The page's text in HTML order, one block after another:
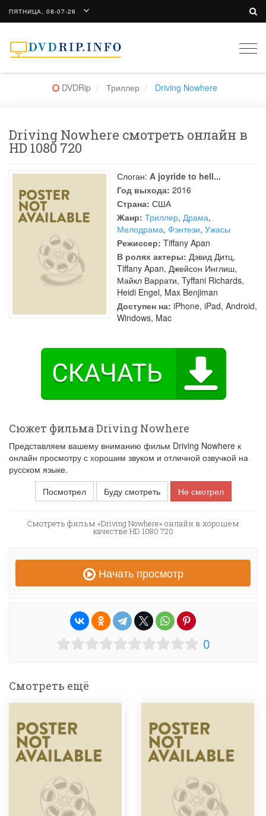
ПЯТНИЦА, 08-07-26
DVDRip Триллер Driving Nowhere
Driving Nowhere смотреть онлайн в
HD 1080 720
Слоган: A joyride to hell...
Год выхода: 2016
Страна: США
Жанр: Триллер, Драма,
Мелодрама, Фэнтези, Ужасы
Режиссер: Tiffany Apan
В ролях актеры: Дэвид Дитц,
Tiffany Apan, Джейсон Инглиш,
Майкл Варрати, Tyffani Richards,
Heidi Engel, Max Benjiman
Доступен на: iPhone, iPad, Android,
Windows, Mac
Сюжет фильма Driving Nowhere
Представляем вашему вниманию фильм Driving Nowhere к
онлайн просмотру с хорошим звуком и отличной озвучкой на
русском языке.
Посмотрел
Буду смотреть Не смотрел
Смотреть фильм «Driving Nowhere» онлайн в хорошем
качестве HD 1080 720
Начать просмотр
0
Смотреть ещё